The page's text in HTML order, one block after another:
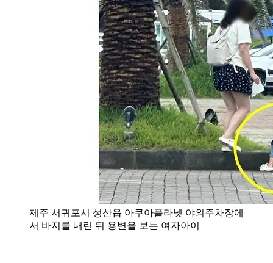
제주 서귀포시 성산읍 아쿠아플라넷 야외주차장에
서 바지를 내린 뒤 용변을 보는 여자아이